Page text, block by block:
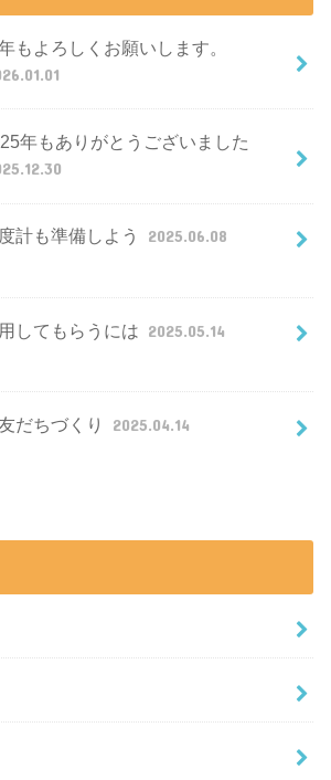
もよろしくお願いします。
年もありがとうございました
計も準備しよう 2025.06.08
してもらうには 2025.05.14
だちづくり 2025.04.14